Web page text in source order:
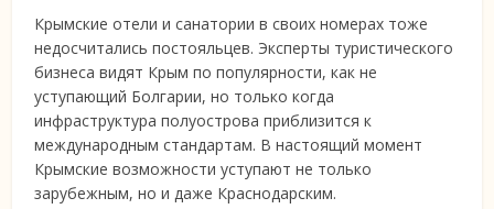
Крымские отели и санатории в своих номерах тоже
недосчитались постояльцев. Эксперты туристического
бизнеса видят Крым по популярности, как не
уступающий Болгарии, но только когда
инфраструктура полуострова приблизится к
международным стандартам. В настоящий момент
Крымские возможности уступают не только
зарубежным, но и даже Краснодарским.